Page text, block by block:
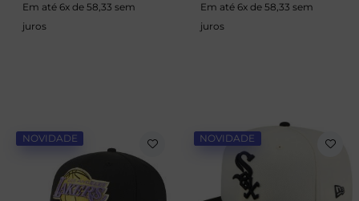
Em até 6x de 58,33 sem
juros
Em até 6x de 58,33 sem
juros
NOVIDADE NOVIDADE